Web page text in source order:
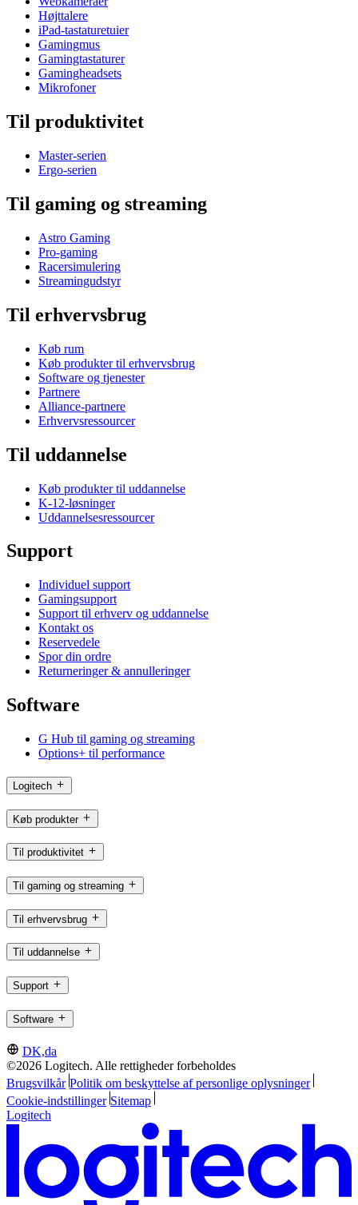
Højttalere
iPad-tastaturetuier
Gamingmus
Gamingtastaturer
Gamingheadsets
Mikrofoner
Til produktivitet
Master-serien
Ergo-serien
Til gaming og streaming
Astro Gaming
Pro-gaming
Racersimulering
Streamingudstyr
Til erhvervsbrug
Køb rum
Køb produkter til erhvervsbrug
Software og tjenester
Partnere
Alliance-partnere
Erhvervsressourcer
Til uddannelse
Køb produkter til uddannelse
K-12-løsninger
Uddannelsesressourcer
Support
Individuel support
Gamingsupport
Support til erhverv og uddannelse
Kontakt os
Reservedele
Spor din ordre
Returneringer & annulleringer
Software
G Hub til gaming og streaming
Options+ til performance
Logitech
Køb produkter
Til produktivitet
Til gaming og streaming
Til erhvervsbrug
Til uddannelse
Support
Software
DK,da
©2026 Logitech. Alle rettigheder forbeholdes
Brugsvilkår Politik om beskyttelse af personlige oplysninger
Cookie-indstillinger Sitemap
Logitech